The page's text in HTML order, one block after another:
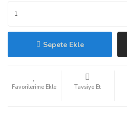
Sepete Ekle
Tavsiye Et